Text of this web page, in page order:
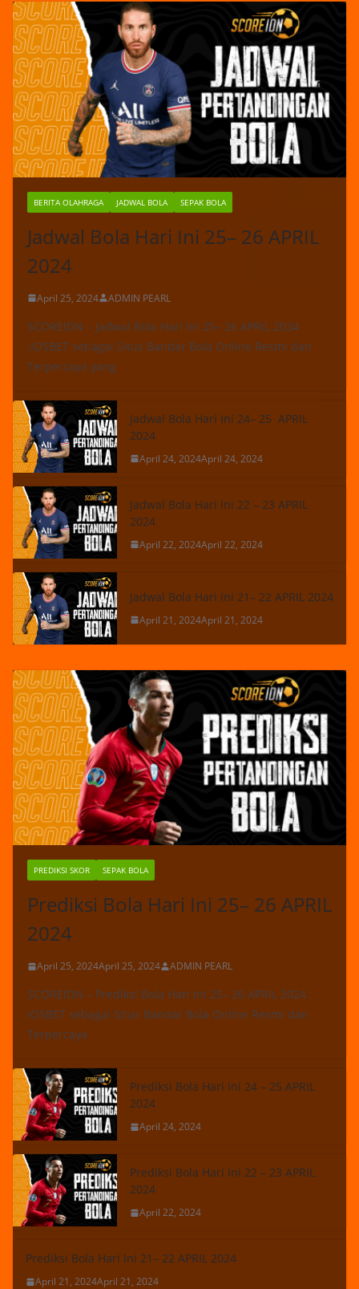
BERITA OLAHRAGA JADWAL BOLA SEPAK BOLA
Jadwal Bola Hari Ini 25– 26 APRIL
2024
April 25, 2024 ADMIN PEARL
SCOREIDN – Jadwal Bola Hari Ini 25– 26 APRIL 2024
:IOSBET sebagai Situs Bandar Bola Online Resmi dan
Terpercaya yang
Jadwal Bola Hari Ini 24– 25 APRIL
2024
April 24, 2024April 24, 2024
Jadwal Bola Hari Ini 22 – 23 APRIL
2024
April 22, 2024April 22, 2024
Jadwal Bola Hari Ini 21– 22 APRIL 2024
April 21, 2024April 21, 2024
PREDIKSI SKOR SEPAK BOLA
Prediksi Bola Hari Ini 25– 26 APRIL
2024
April 25, 2024April 25, 2024 ADMIN PEARL
SCOREIDN – Prediksi Bola Hari Ini 25– 26 APRIL 2024 :
IOSBET sebagai Situs Bandar Bola Online Resmi dan
Terpercaya
Prediksi Bola Hari Ini 24 – 25 APRIL
2024
April 24, 2024
Prediksi Bola Hari Ini 22 – 23 APRIL
2024
April 22, 2024
Prediksi Bola Hari Ini 21– 22 APRIL 2024
April 21, 2024April 21, 2024